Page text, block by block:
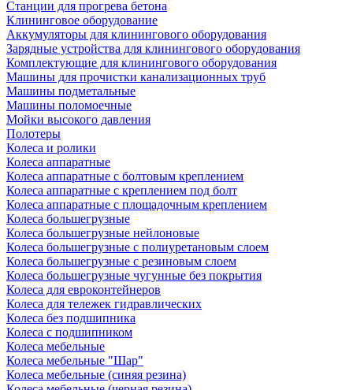
Станции для прогрева бетона
Клининговое оборудование
Аккумуляторы для клинингового оборудования
Зарядные устройства для клинингового оборудования
Комплектующие для клинингового оборудования
Машины для прочистки канализационных труб
Машины подметальные
Машины поломоечные
Мойки высокого давления
Полотеры
Колеса и ролики
Колеса аппаратные
Колеса аппаратные с болтовым креплением
Колеса аппаратные с креплением под болт
Колеса аппаратные с площадочным креплением
Колеса большегрузные
Колеса большегрузные нейлоновые
Колеса большегрузные с полиуретановым слоем
Колеса большегрузные с резиновым слоем
Колеса большегрузные чугунные без покрытия
Колеса для евроконтейнеров
Колеса для тележек гидравлических
Колеса без подшипника
Колеса с подшипником
Колеса мебельные
Колеса мебельные "Шар"
Колеса мебельные (синяя резина)